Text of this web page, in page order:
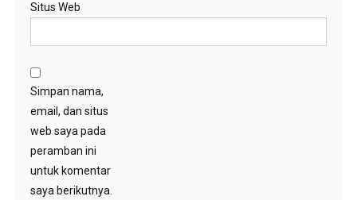
Situs Web
Simpan nama,
email, dan situs
web saya pada
peramban ini
untuk komentar
saya berikutnya.